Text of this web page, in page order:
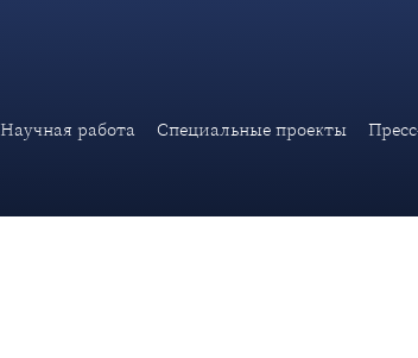
Научная работа Специальные проекты